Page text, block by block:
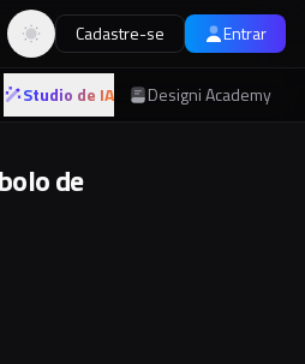
Alternar tema
Cadastre-se Entrar
Studio de IA Designi Academy
de